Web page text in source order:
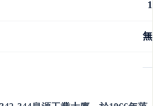
1
無
—